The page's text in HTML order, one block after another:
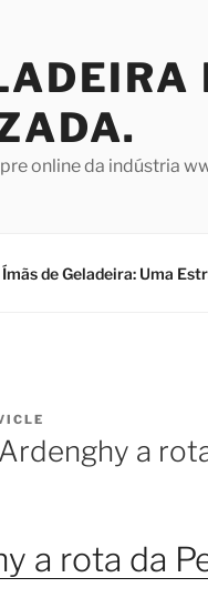
online da indústria
Ímãs de Geladeira: Uma
a
a rota da